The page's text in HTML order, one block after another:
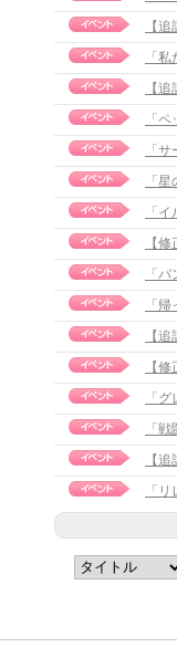
「
【
「
「
【
「
「
「
【
「